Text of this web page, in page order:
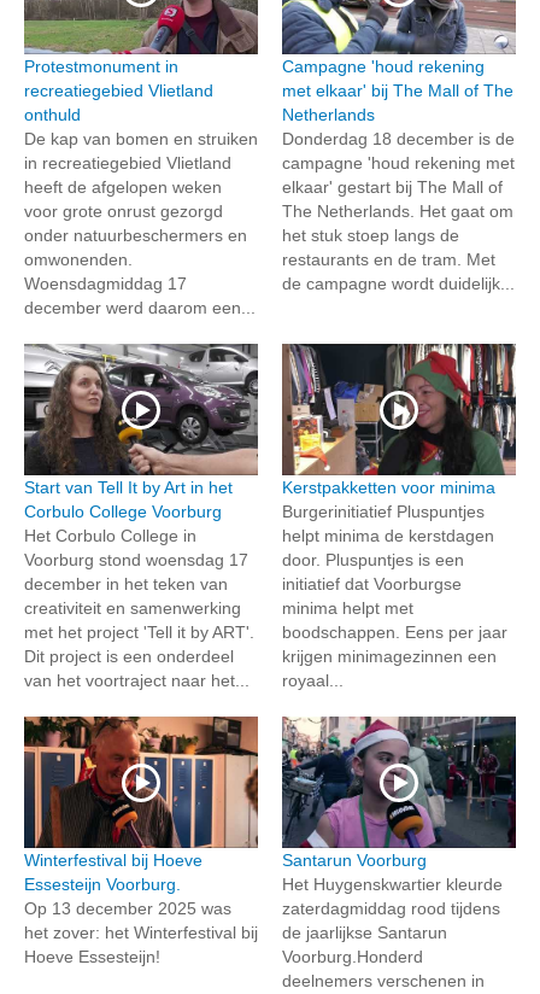
Protestmonument in
recreatiegebied Vlietland
onthuld
De kap van bomen en struiken
in recreatiegebied Vlietland
heeft de afgelopen weken
voor grote onrust gezorgd
onder natuurbeschermers en
omwonenden.
Woensdagmiddag 17
december werd daarom een...
Campagne 'houd rekening
met elkaar' bij The Mall of The
Netherlands
Donderdag 18 december is de
campagne 'houd rekening met
elkaar' gestart bij The Mall of
The Netherlands. Het gaat om
het stuk stoep langs de
restaurants en de tram. Met
de campagne wordt duidelijk...
Start van Tell It by Art in het
Corbulo College Voorburg
Het Corbulo College in
Voorburg stond woensdag 17
december in het teken van
creativiteit en samenwerking
met het project 'Tell it by ART'.
Dit project is een onderdeel
van het voortraject naar het...
Kerstpakketten voor minima
Burgerinitiatief Pluspuntjes
helpt minima de kerstdagen
door. Pluspuntjes is een
initiatief dat Voorburgse
minima helpt met
boodschappen. Eens per jaar
krijgen minimagezinnen een
royaal...
Winterfestival bij Hoeve
Essesteijn Voorburg.
Op 13 december 2025 was
het zover: het Winterfestival bij
Hoeve Essesteijn!
Santarun Voorburg
Het Huygenskwartier kleurde
zaterdagmiddag rood tijdens
de jaarlijkse Santarun
Voorburg.Honderd
deelnemers verschenen in